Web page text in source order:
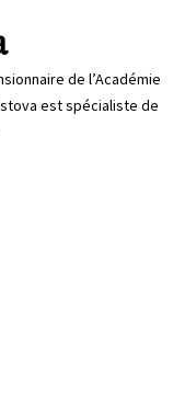
de l’Académie
est spécialiste de